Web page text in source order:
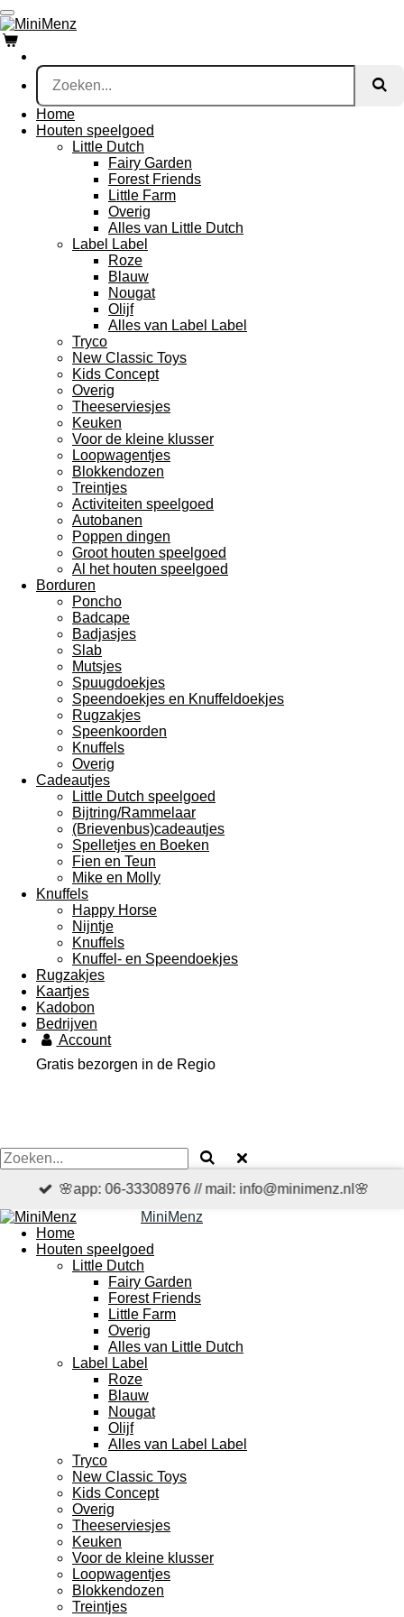
Ga
direct
naar
de
hoofdinhoud
Home
Houten speelgoed
Little Dutch
Fairy Garden
Forest Friends
Little Farm
Overig
Alles van Little Dutch
Label Label
Roze
Blauw
Nougat
Olijf
Alles van Label Label
Tryco
New Classic Toys
Kids Concept
Overig
Theeserviesjes
Keuken
Voor de kleine klusser
Loopwagentjes
Blokkendozen
Treintjes
Activiteiten speelgoed
Autobanen
Poppen dingen
Groot houten speelgoed
Al het houten speelgoed
Borduren
Poncho
Badcape
Badjasjes
Slab
Mutsjes
Spuugdoekjes
Speendoekjes en Knuffeldoekjes
Rugzakjes
Speenkoorden
Knuffels
Overig
Cadeautjes
Little Dutch speelgoed
Bijtring/Rammelaar
(Brievenbus)cadeautjes
Spelletjes en Boeken
Fien en Teun
Mike en Molly
Knuffels
Happy Horse
Nijntje
Knuffels
Knuffel- en Speendoekjes
Rugzakjes
Kaartjes
Kadobon
Bedrijven
Account
Gratis bezorgen in de Regio
🌸app: 06-33308976 // mail: info@minimenz.nl🌸
MiniMenz
Home
Houten speelgoed
Little Dutch
Fairy Garden
Forest Friends
Little Farm
Overig
Alles van Little Dutch
Label Label
Roze
Blauw
Nougat
Olijf
Alles van Label Label
Tryco
New Classic Toys
Kids Concept
Overig
Theeserviesjes
Keuken
Voor de kleine klusser
Loopwagentjes
Blokkendozen
Treintjes